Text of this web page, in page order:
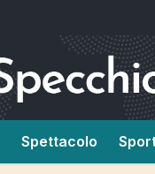
Spettacolo